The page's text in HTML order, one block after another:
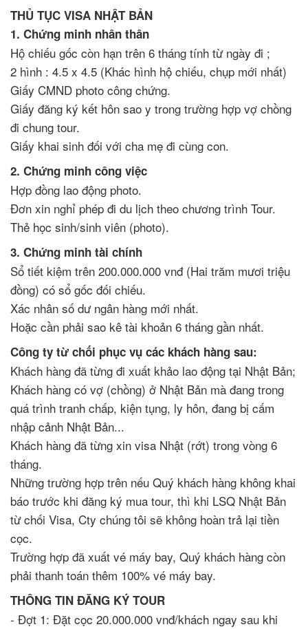
THỦ TỤC VISA NHẬT BẢN
1. Chứng minh nhân thân
Hộ chiếu gốc còn hạn trên 6 tháng tính từ ngày đi ;
2 hình : 4.5 x 4.5 (Khác hình hộ chiếu, chụp mới nhất)
Giấy CMND photo công chứng.
Giấy đăng ký kết hôn sao y trong trường hợp vợ chồng
đi chung tour.
Giấy khai sinh đối với cha mẹ đi cùng con.
2. Chứng minh công việc
Hợp đồng lao động photo.
Đơn xin nghỉ phép đi du lịch theo chương trình Tour.
Thẻ học sinh/sinh viên (photo).
3. Chứng minh tài chính
Sổ tiết kiệm trên 200.000.000 vnđ (Hai trăm mươi triệu
đồng) có sổ gốc đối chiếu.
Xác nhân số dư ngân hàng mới nhất.
Hoặc cần phải sao kê tài khoản 6 tháng gần nhất.
Công ty từ chối phục vụ các khách hàng sau:
Khách hàng đã từng đi xuất khảo lao động tại Nhật Bản;
Khách hàng có vợ (chồng) ở Nhật Bản mà đang trong
quá trình tranh chấp, kiện tụng, ly hôn, đang bị cấm
nhập cảnh Nhật Bản...
Khách hàng đã từng xin visa Nhật (rớt) trong vòng 6
tháng.
Những trường hợp trên nếu Quý khách hàng không khai
báo trước khi đăng ký mua tour, thì khi LSQ Nhật Bản
từ chối Visa, Cty chúng tôi sẽ không hoàn trả lại tiền
cọc.
Trường hợp đã xuất vé máy bay, Quý khách hàng còn
phải thanh toán thêm 100% vé máy bay.
THÔNG TIN ĐĂNG KÝ TOUR
- Đợt 1: Đặt cọc 20.000.000 vnđ/khách ngay sau khi